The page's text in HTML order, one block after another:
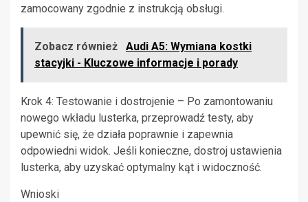
zamocowany zgodnie z instrukcją obsługi.
Zobacz również
Audi A5: Wymiana kostki
stacyjki - Kluczowe informacje i porady
Krok 4: Testowanie i dostrojenie – Po zamontowaniu
nowego wkładu lusterka, przeprowadź testy, aby
upewnić się, że działa poprawnie i zapewnia
odpowiedni widok. Jeśli konieczne, dostroj ustawienia
lusterka, aby uzyskać optymalny kąt i widoczność.
Wnioski